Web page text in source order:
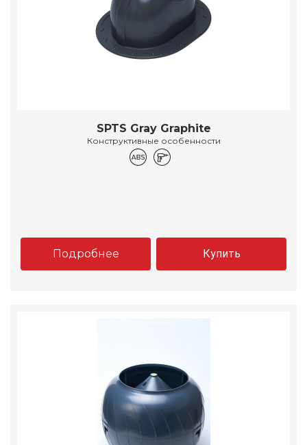
SPTS Gray Graphite
Конструктивные особенности
Подробнее Купить